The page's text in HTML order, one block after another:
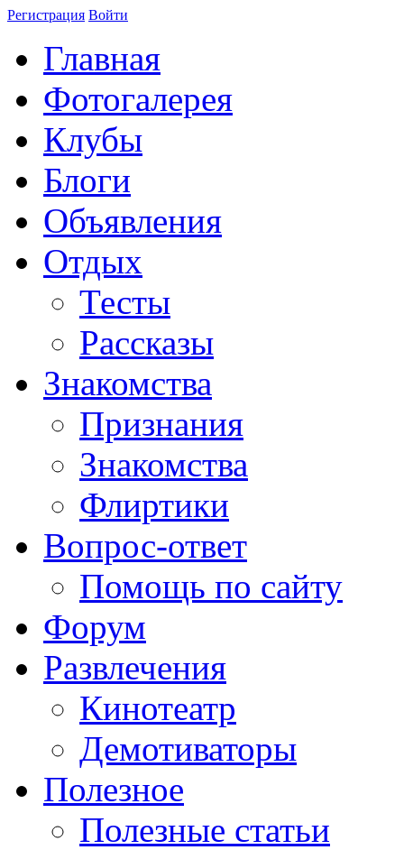
Регистрация Войти
Главная
Фотогалерея
Клубы
Блоги
Объявления
Отдых
Тесты
Рассказы
Знакомства
Признания
Знакомства
Флиртики
Вопрос-ответ
Помощь по сайту
Форум
Развлечения
Кинотеатр
Демотиваторы
Полезное
Полезные статьи